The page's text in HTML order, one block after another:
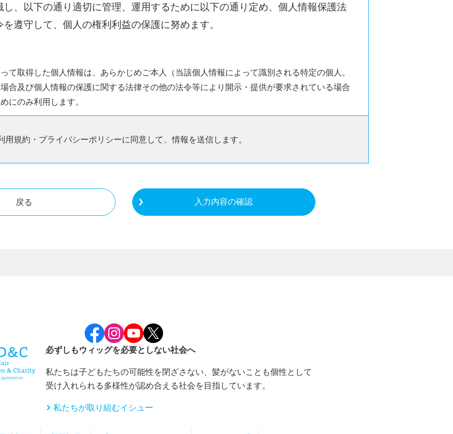
、以下の通り適切に管理、運用するために以下の通り定め、個人情報保護法
遵守して、個人の権利利益の保護に努めます。
て取得した個人情報は、あらかじめご本人（当該個人情報によって識別される特定の個人。
合及び個人情報の保護に関する法律その他の法令等により開示・提供が要求されている場合
にのみ利用します。
ほか、ご支援ご協力をご依頼するため
業及びプログラムに関する重要なお知らせ等必要に応じた連絡を行うため
ん。
する本人または公共の利益のために必要と考えられる場合。
財産の保護のために必要がある場合であって、本人の同意を得ることが困難である時。
囲内において、ご本人から取得した個人情報の全部または一部を業務委託先に委託すること
請負委託先としての適格性を十分審査するとともに、情報が適正に管理されるよう管理を義
用規約・プライバシーポリシーに同意して、情報を送信します。
戻る 入力内容の確認
必ずしもウィッグを必要としない社会へ
私たちは子どもたちの可能性を閉ざさない、髪がないことも個性として
受け入れられる多様性が認め合える社会を目指しています。
私たちが取り組むイシュー